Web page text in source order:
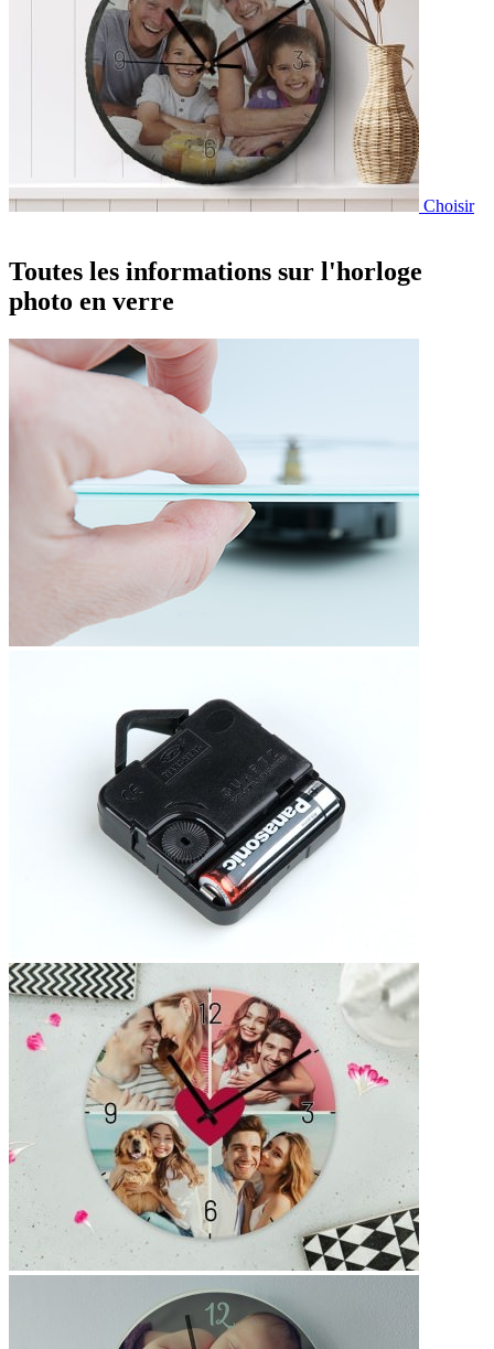
Choisir
Toutes les informations sur l'horloge
photo en verre